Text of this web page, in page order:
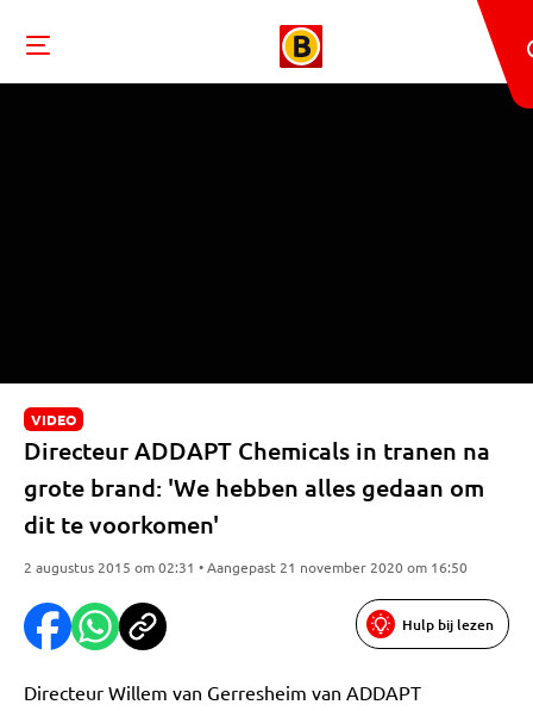
VIDEO
Directeur ADDAPT Chemicals in tranen na
grote brand: 'We hebben alles gedaan om
dit te voorkomen'
2 augustus 2015 om 02:31 • Aangepast 21 november 2020 om 16:50
Hulp bij lezen
Directeur Willem van Gerresheim van ADDAPT